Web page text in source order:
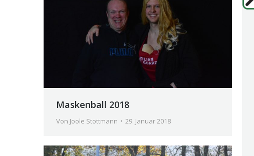
Maskenball 2018
Von Joole Stottmann 29. Januar 2018